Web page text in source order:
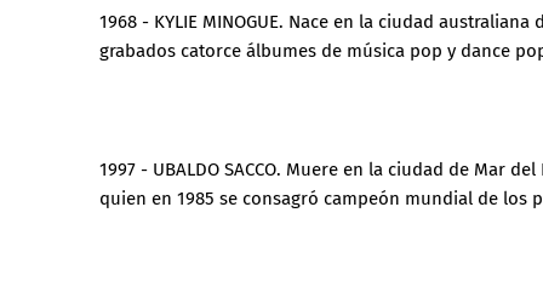
1968 - KYLIE MINOGUE. Nace en la ciudad
grabados catorce álbumes de música pop y dance
1997 - UBALDO SACCO. Muere en la ciudad de Mar
quien en 1985 se consagró campeón mundial de los